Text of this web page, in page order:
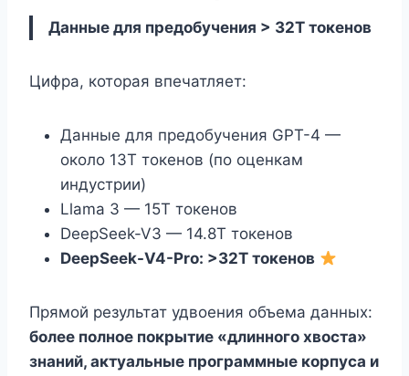
Данные для предобучения > 32T токенов
Цифра, которая впечатляет:
Данные для предобучения GPT-4 —
около 13T токенов (по оценкам
индустрии)
Llama 3 — 15T токенов
DeepSeek-V3 — 14.8T токенов
DeepSeek-V4-Pro: >32T токенов
Прямой результат удвоения объема данных:
более полное покрытие «длинного хвоста»
знаний, актуальные программные корпуса и